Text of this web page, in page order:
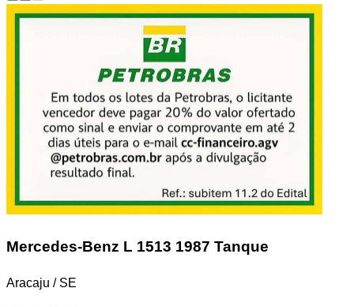
Mercedes-Benz L 1513 1987 Tanque
Aracaju / SE